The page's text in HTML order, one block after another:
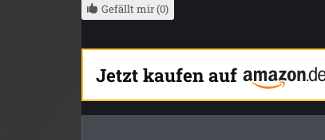
Gefällt mir (0)
Jetzt kaufen auf